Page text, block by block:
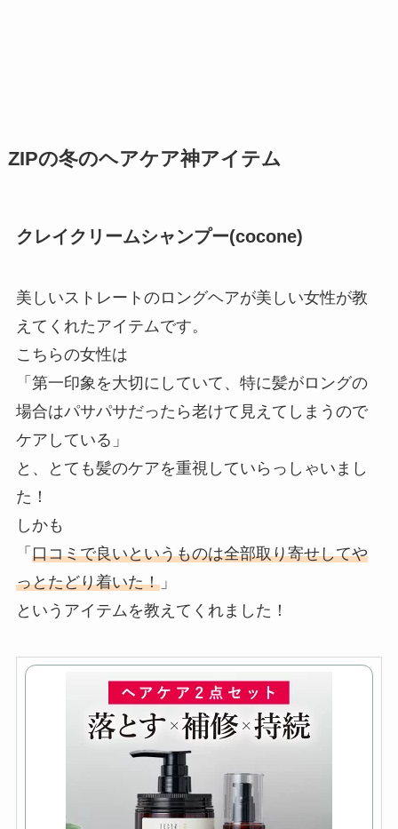
ZIPの冬のヘアケア神アイテム
クレイクリームシャンプー(cocone)
美しいストレートのロングヘアが美しい女性が教
えてくれたアイテムです。
こちらの女性は
「第一印象を大切にしていて、特に髪がロングの
場合はパサパサだったら老けて見えてしまうので
ケアしている」
と、とても髪のケアを重視していらっしゃいまし
た！
しかも
「 口コミで良いというものは全部取り寄せしてや
っとたどり着いた！」
というアイテムを教えてくれました！